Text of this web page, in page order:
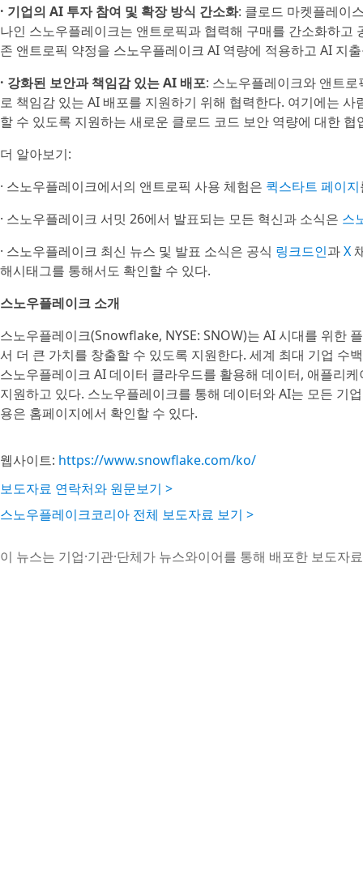
· 기업의 AI 투자 참여 및 확장 방식 간소화: 클로드 마켓플레이
나인 스노우플레이크는 앤트로픽과 협력해 구매를 간소화하고
존 앤트로픽 약정을 스노우플레이크 AI 역량에 적용하고 AI 지
· 강화된 보안과 책임감 있는 AI 배포: 스노우플레이크와 앤트
로 책임감 있는 AI 배포를 지원하기 위해 협력한다. 여기에는
할 수 있도록 지원하는 새로운 클로드 코드 보안 역량에 대한 협
더 알아보기:
· 스노우플레이크에서의 앤트로픽 사용 체험은 퀵스타트 페이지
· 스노우플레이크 서밋 26에서 발표되는 모든 혁신과 소식은 스
· 스노우플레이크 최신 뉴스 및 발표 소식은 공식 링크드인과X
해시태그를 통해서도 확인할 수 있다.
스노우플레이크 소개
스노우플레이크(Snowflake, NYSE: SNOW)는 AI 시대를 위한
서 더 큰 가치를 창출할 수 있도록 지원한다. 세계 최대 기업 수
스노우플레이크 AI 데이터 클라우드를 활용해 데이터, 애플리
지원하고 있다. 스노우플레이크를 통해 데이터와 AI는 모든 기
용은 홈페이지에서 확인할 수 있다.
웹사이트: https://www.snowflake.com/ko/
보도자료 연락처와 원문보기 >
스노우플레이크코리아 전체 보도자료 보기 >
이 뉴스는 기업·기관·단체가 뉴스와이어를 통해 배포한 보도자